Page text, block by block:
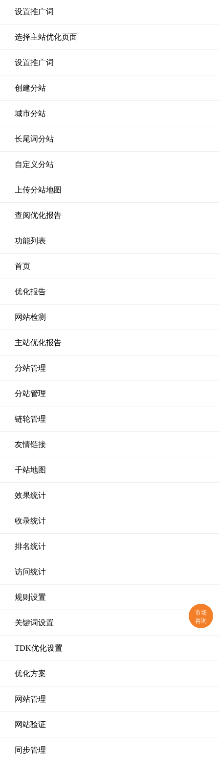
设置推广词
选择主站优化页面
设置推广词
创建分站
城市分站
长尾词分站
自定义分站
上传分站地图
查阅优化报告
功能列表
首页
优化报告
网站检测
主站优化报告
分站管理
分站管理
链轮管理
友情链接
千站地图
效果统计
收录统计
排名统计
访问统计
规则设置
关键词设置
TDK优化设置
优化方案
网站管理
网站验证
同步管理
市场
咨询